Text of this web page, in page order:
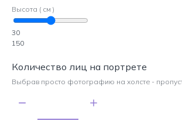
Высота ( см )
30
150
Количество лиц на портрете
Выбрав просто фотографию на холсте -